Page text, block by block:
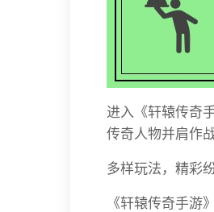
进入《轩辕传奇
传奇人物并肩作
多样玩法，精彩
《轩辕传奇手游